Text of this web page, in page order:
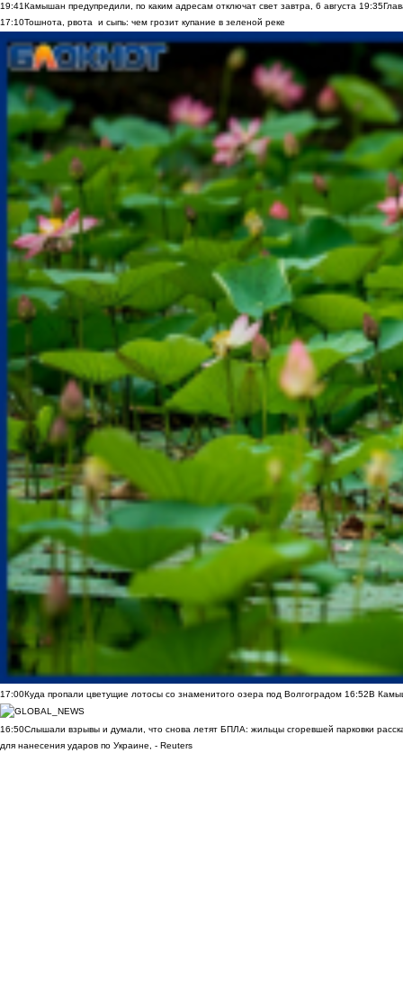
19:41Камышан предупредили, по каким адресам отключат свет завтра, 6 августа 19:35
17:10Тошнота, рвота и сыпь: чем грозит купание в зеленой реке
17:00Куда пропали цветущие лотосы со знаменитого озера под Волгоградом 16:52В
16:50Слышали взрывы и думали, что снова летят БПЛА: жильцы сгоревшей парковки
для нанесения ударов по Украине, - Reuters